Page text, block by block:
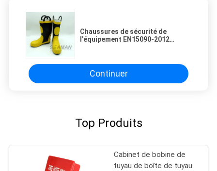
Chaussures de sécurité de
l'équipement EN15090-2012
Continuer
Top Produits
Cabinet de bobine de
tuyau de boîte de tuyau